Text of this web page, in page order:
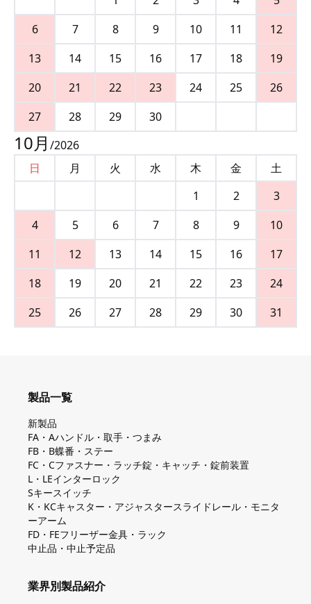
6
7 8 9 10 11
12
13
14 15 16 17 18
19
20
21 22 23 24 25
26
27
28 29 30
10月 /2026
日
月 火 水 木 金
土
1
2
3
4
5 6 7 8 9
10
11
12 13 14 15 16
17
18
19 20 21 22 23
24
25
26 27 28 29 30 31
製品一覧
新製品
FA・Aハンドル・取手・つまみ
FB・B蝶番・ステー
FC・Cファスナー・ラッチ錠・キャッチ・錠前装置
L・LEインターロック
Sキースイッチ
K・KCキャスター・アジャスタースライドレール・モニタ
ーアーム
FD・FEフリーザー金具・ラック
中止品・中止予定品
業界別製品紹介